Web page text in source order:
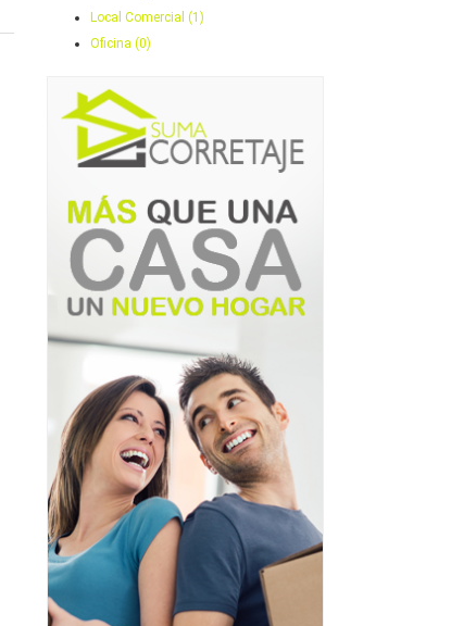
Local Comercial (1)
Oficina (0)